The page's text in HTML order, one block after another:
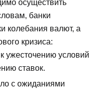
осуществить
банки
колебания валют, а
кризиса:
ужесточению условий
ставок.
с ожиданиями